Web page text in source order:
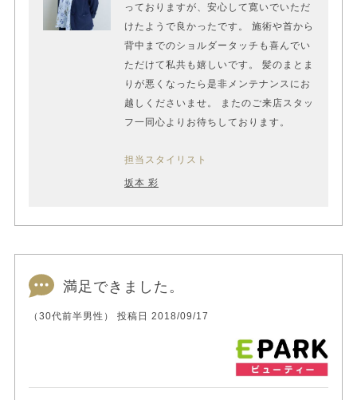
っておりますが、安心して寛いでいただ
けたようで良かったです。 施術や首から
背中までのショルダータッチも喜んでい
ただけて私共も嬉しいです。 髪のまとま
りが悪くなったら是非メンテナンスにお
越しくださいませ。 またのご来店スタッ
フ一同心よりお待ちしております。
担当スタイリスト
坂本 彩
満足できました。
（30代前半男性） 投稿日 2018/09/17